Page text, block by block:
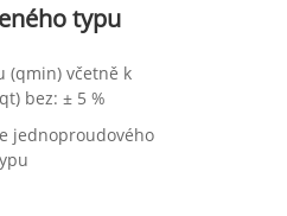
typu
(qmin) včetně k
bez: ± 5 %
jednoproudového